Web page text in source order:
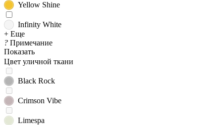
Yellow Shine
Infinity White
+ Еще
? Примечание
Показать
Цвет уличной ткани
Black Rock
Crimson Vibe
Limespa